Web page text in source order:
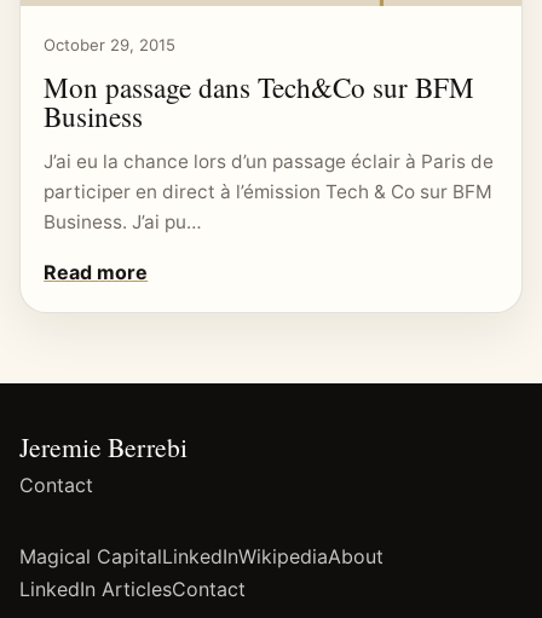
October 29, 2015
Mon passage dans Tech&Co sur BFM
Business
J’ai eu la chance lors d’un passage éclair à Paris de
participer en direct à l’émission Tech & Co sur BFM
Business. J’ai pu…
Read more
Jeremie Berrebi
Contact
Magical CapitalLinkedInWikipediaAbout
LinkedIn ArticlesContact